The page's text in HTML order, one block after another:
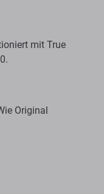
mit True
Original